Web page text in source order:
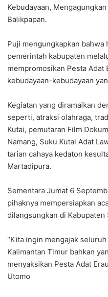
Kebudayaan,
Balikpapan.
Puji mengungkapkan bahwa
pemerintah kabupaten
mempromosikan Pesta Adat
kebudayaan-kebudayaan
Kegiatan yang diramaikan
seperti, atraksi olahraga,
Kutai, pemutaran Film
Namang, Suku Kutai Adat
tarian cahaya kedaton
Martadipura.
Sementara Jumat 6
pihaknya mempersiapkan
dilangsungkan di Kabupaten
“Kita ingin mengajak
Kalimantan Timur bahkan
menyaksikan Pesta Adat
Utomo